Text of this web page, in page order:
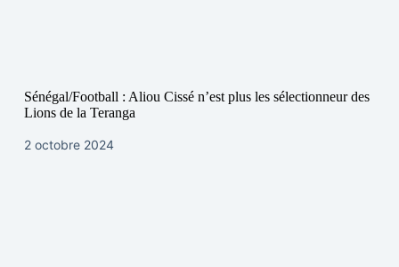
Sénégal/Football : Aliou Cissé n’est plus les sélectionneur des
Lions de la Teranga
2 octobre 2024